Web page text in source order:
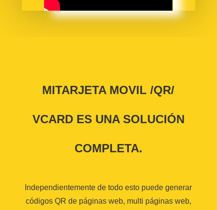
MITARJETA MOVIL /QR/
VCARD ES UNA SOLUCIÓN
COMPLETA.
Independientemente de todo esto puede generar
códigos QR de páginas web, multi páginas web,